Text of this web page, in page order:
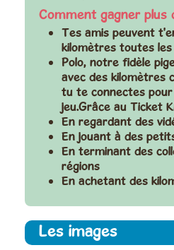
Comment gagner plus
Tes amis peuvent
kilomètres toutes
Polo, notre fidèle
avec des kilomètres
tu te connectes
jeu.Grâce au Ticket
En regardant des
En jouant à des
En terminant des
régions
En achetant des
Les images